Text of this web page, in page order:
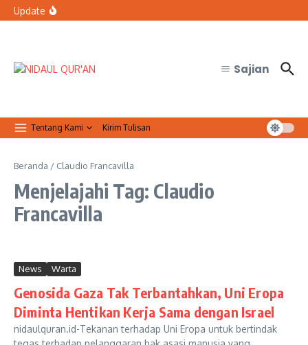
Lewati ke konten
Update
Sajian
Tentang Kami Kirim Tulisan
Beranda / Claudio Francavilla
Menjelajahi Tag: Claudio
Francavilla
News Warta
Genosida Gaza Tak Terbantahkan, Uni Eropa
Diminta Hentikan Kerja Sama dengan Israel
nidaulquran.id-Tekanan terhadap Uni Eropa untuk bertindak